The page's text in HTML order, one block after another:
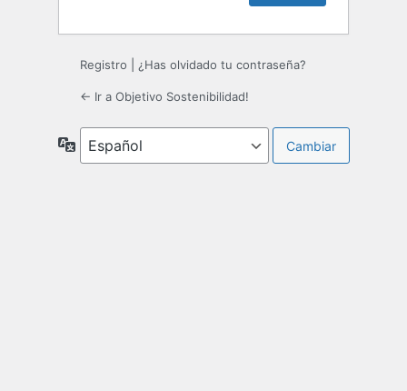
Registro ¿Has olvidado tu contraseña?
← Ir a Objetivo Sostenibilidad!
Idioma